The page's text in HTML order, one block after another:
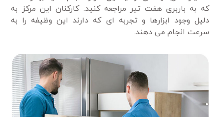
که به باربری هفت تیر مراجعه کنید. کارکنان این مرکز به
دلیل وجود ابزارها و تجربه ای که دارند این وظیفه را به
سرعت انجام می دهند.